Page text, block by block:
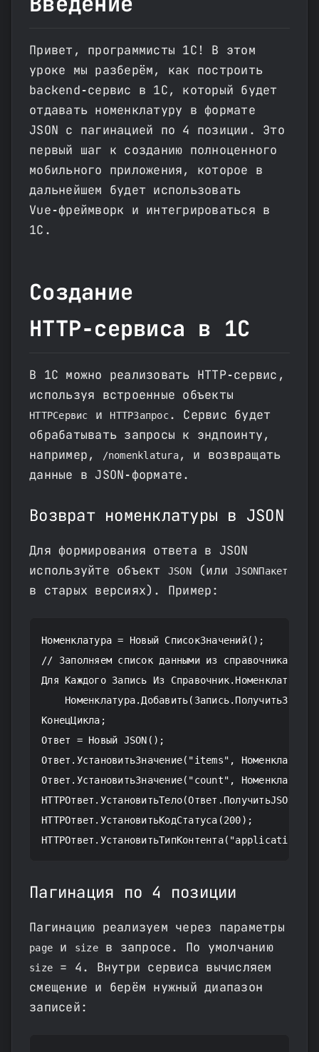
Привет, программисты 1С! В этом
уроке мы разберём, как построить
backend‑сервис в 1С, который будет
отдавать номенклатуру в формате
JSON с пагинацией по 4 позиции. Это
первый шаг к созданию полноценного
мобильного приложения, которое в
дальнейшем будет использовать
Vue‑фреймворк и интегрироваться в
1С.
Создание
HTTP‑сервиса в 1С
В 1С можно реализовать HTTP‑сервис,
используя встроенные объекты
HTTPСервис и HTTPЗапрос. Сервис будет
обрабатывать запросы к эндпоинту,
например,
/nomenklatura, и возвращать
данные в JSON‑формате.
Возврат номенклатуры в JSON
Для формирования ответа в JSON
используйте объект
JSON(илиJSONПакет
в старых версиях). Пример:
Номенклатура = Новый СписокЗначений();
// Заполняем список данными из справочника
Для Каждого Запись Из
КонецЦикла;
Ответ = Новый JSON();
Ответ.УстановитьЗначение("items",
Ответ.УстановитьЗначение("count",
HTTPОтвет.УстановитьТело(Ответ.ПолучитьJSON());
HTTPОтвет.УстановитьКодСтатуса(200);
HTTPОтвет.УстановитьТипКонтента("application/
Пагинация по 4 позиции
Пагинацию реализуем через параметры
page и sizeв запросе. По умолчанию
size
= 4. Внутри сервиса вычисляем
смещение и берём нужный диапазон
записей: